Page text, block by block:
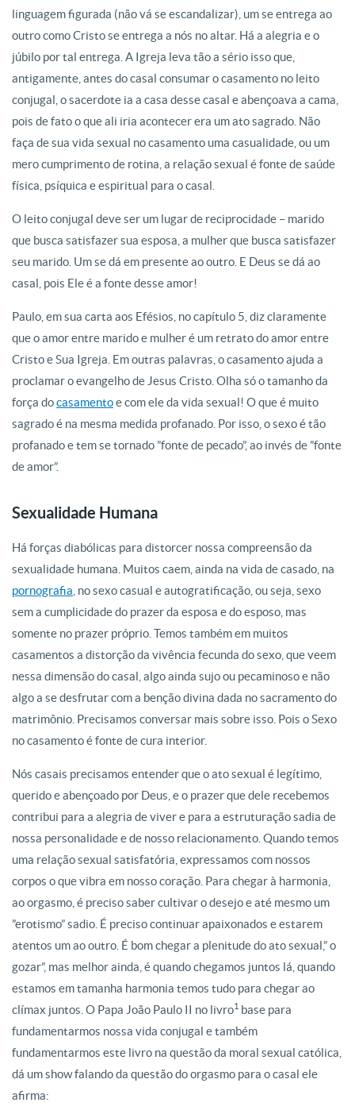
linguagem figurada (não vá se escandalizar), um se entrega ao
outro como Cristo se entrega a nós no altar. Há a alegria e o
júbilo por tal entrega. A Igreja leva tão a sério isso que,
antigamente, antes do casal consumar o casamento no leito
conjugal, o sacerdote ia a casa desse casal e abençoava a cama,
pois de fato o que ali iria acontecer era um ato sagrado. Não
faça de sua vida sexual no casamento uma casualidade, ou um
mero cumprimento de rotina, a relação sexual é fonte de saúde
física, psíquica e espiritual para o casal.
O leito conjugal deve ser um lugar de reciprocidade – marido
que busca satisfazer sua esposa, a mulher que busca satisfazer
seu marido. Um se dá em presente ao outro. E Deus se dá ao
casal, pois Ele é a fonte desse amor!
Paulo, em sua carta aos Efésios, no capítulo 5, diz claramente
que o amor entre marido e mulher é um retrato do amor entre
Cristo e Sua Igreja. Em outras palavras, o casamento ajuda a
proclamar o evangelho de Jesus Cristo. Olha só o tamanho da
força docasamentoe com ele da vida sexual! O que é muito
sagrado é na mesma medida profanado. Por isso, o sexo é tão
profanado e tem se tornado ”fonte de pecado”, ao invés de ”fonte
de amor”.
Sexualidade Humana
Há forças diabólicas para distorcer nossa compreensão da
sexualidade humana. Muitos caem, ainda na vida de casado, na
pornografia , no sexo casual e autogratificação, ou seja, sexo
sem a cumplicidade do prazer da esposa e do esposo, mas
somente no prazer próprio. Temos também em muitos
casamentos a distorção da vivência fecunda do sexo, que veem
nessa dimensão do casal, algo ainda sujo ou pecaminoso e não
algo a se desfrutar com a benção divina dada no sacramento do
matrimônio. Precisamos conversar mais sobre isso. Pois o Sexo
no casamento é fonte de cura interior.
Nós casais precisamos entender que o ato sexual é legítimo,
querido e abençoado por Deus, e o prazer que dele recebemos
contribui para a alegria de viver e para a estruturação sadia de
nossa personalidade e de nosso relacionamento. Quando temos
uma relação sexual satisfatória, expressamos com nossos
corpos o que vibra em nosso coração. Para chegar à harmonia,
ao orgasmo, é preciso saber cultivar o desejo e até mesmo um
”erotismo” sadio. É preciso continuar apaixonados e estarem
atentos um ao outro. É bom chegar a plenitude do ato sexual,” o
gozar”, mas melhor ainda, é quando chegamos juntos lá, quando
estamos em tamanha harmonia temos tudo para chegar ao
clímax juntos. O Papa João Paulo II no livro1 base para
fundamentarmos nossa vida conjugal e também
fundamentarmos este livro na questão da moral sexual católica,
dá um show falando da questão do orgasmo para o casal ele
afirma: